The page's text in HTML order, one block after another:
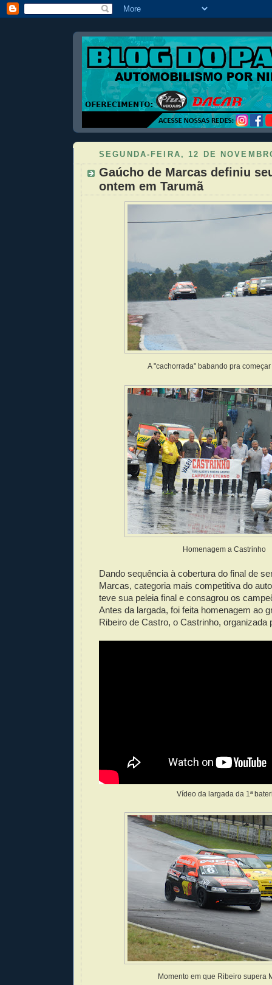
SEGUNDA-FEIRA, 12 DE
Gaúcho de Marcas definiu
ontem em Tarumã
A "cachorrada" babando pra
Homenagem a Castrinho
Dando sequência à cobertura do final de
Marcas, categoria mais competitiva do
teve sua peleia final e consagrou os
Antes da largada, foi feita homenagem ao
Ribeiro de Castro, o Castrinho, organizada
Vídeo da largada da 1ª
Momento em que Ribeiro supera